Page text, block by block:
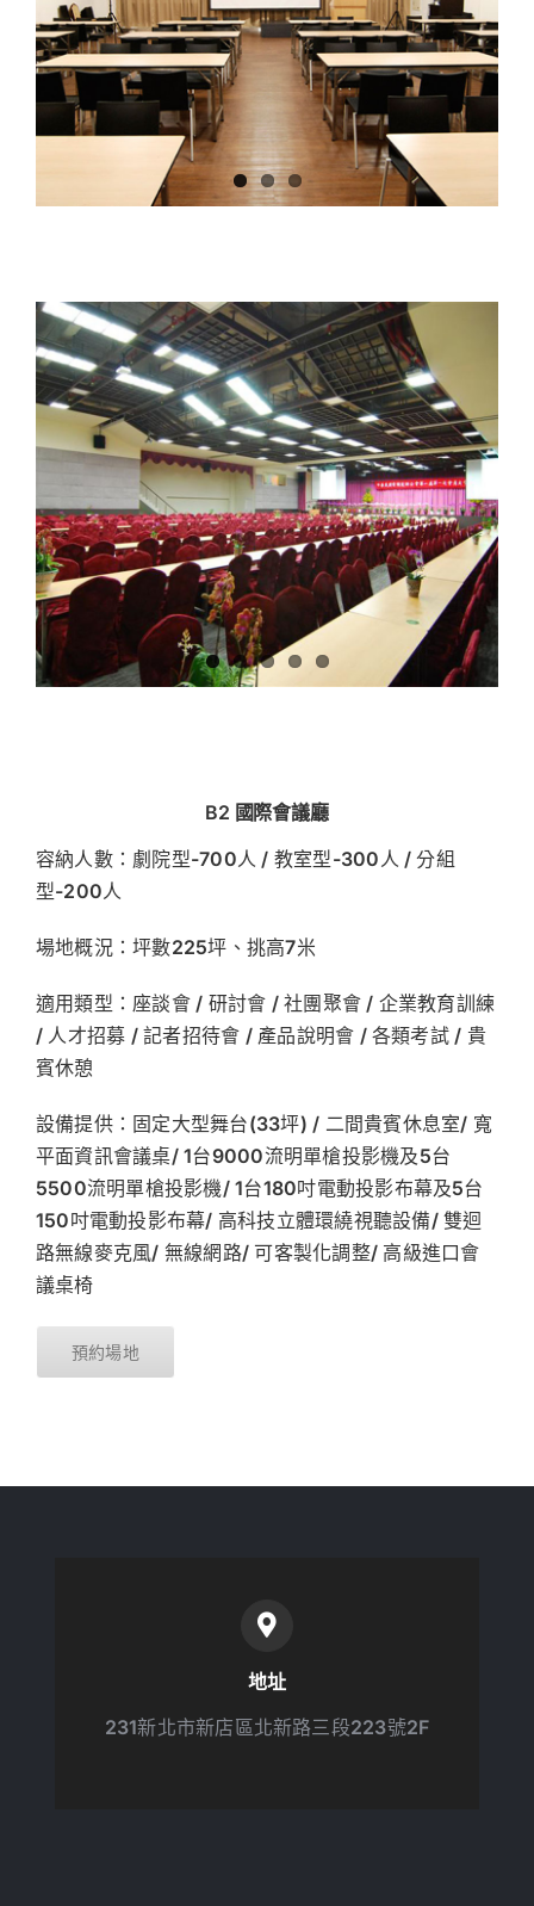
B2 國際會議廳
容納人數：劇院型-700人 / 教室型-300人 / 分組
型-200人
場地概況：坪數225坪、挑高7米
適用類型：座談會 / 研討會 / 社團聚會 / 企業教育訓練
/ 人才招募 / 記者招待會 / 產品說明會 / 各類考試 / 貴
賓休憩
設備提供：固定大型舞台(33坪) / 二間貴賓休息室/ 寬
平面資訊會議桌/ 1台9000流明單槍投影機及5台
5500流明單槍投影機/ 1台180吋電動投影布幕及5台
150吋電動投影布幕/ 高科技立體環繞視聽設備/ 雙迴
路無線麥克風/ 無線網路/ 可客製化調整/ 高級進口會
議桌椅
預約場地
地址
231新北市新店區北新路三段223號2F